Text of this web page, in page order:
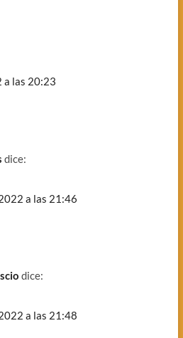
a las 20:23
dice:
a las 21:46
dice:
a las 21:48